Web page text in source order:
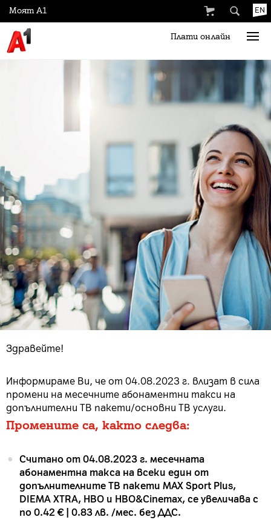
EN
Плати онлайн
Моят А1
Здравейте!
Информираме Ви, че от 04.08.2023 г. влизат в сила
промени на месечните абонаментни такси на
допълнителни ТВ пакети/основни ТВ услуги.
Промените са, както следва:
Считано от 04.08.2023 г. месечната
абонаментна такса на всеки един от
допълнителните ТВ пакети MAX Sport Plus,
DIEMA XTRA, HBO и HBO&Cinemax, се увеличава с
по 0.42 € | 0.83 лв. /мес. без ДДС.